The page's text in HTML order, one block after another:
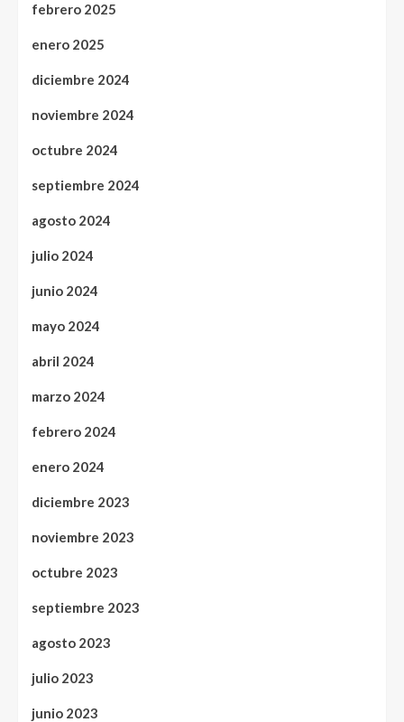
febrero 2025
enero 2025
diciembre 2024
noviembre 2024
octubre 2024
septiembre 2024
agosto 2024
julio 2024
junio 2024
mayo 2024
abril 2024
marzo 2024
febrero 2024
enero 2024
diciembre 2023
noviembre 2023
octubre 2023
septiembre 2023
agosto 2023
julio 2023
junio 2023